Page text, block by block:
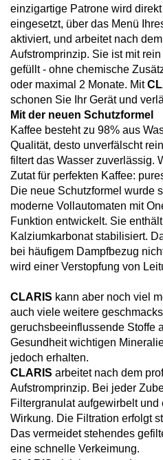
einzigartige Patrone wird
eingesetzt, über das Menü
aktiviert, und arbeitet nach
Aufstromprinzip. Sie ist mit
gefüllt - ohne chemische
oder maximal 2 Monate. Mit
schonen Sie Ihr Gerät und
Mit der neuen Schutzformel
Kaffee besteht zu 98% aus
Qualität, desto unverfälscht
filtert das Wasser zuverlässig.
Zutat für perfekten Kaffee:
Die neue Schutzformel wurde
moderne Vollautomaten mit
Funktion entwickelt. Sie
Kalziumkarbonat stabilisiert.
bei häufigem Dampfbezug
wird einer Verstopfung von
CLARIS kann aber noch viel
auch viele weitere
geruchsbeeinflussende Stoffe
Gesundheit wichtigen
jedoch erhalten.
CLARIS arbeitet nach dem
Aufstromprinzip. Bei jeder
Filtergranulat aufgewirbelt
Wirkung. Die Filtration erfolgt
Das vermeidet stehendes
eine schnelle Verkeimung.